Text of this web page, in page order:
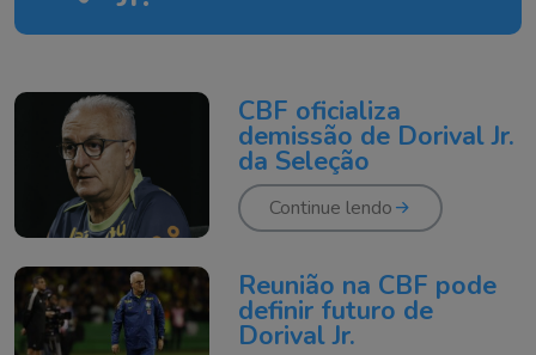
CBF oficializa
demissão de Dorival Jr.
da Seleção
Continue lendo
Reunião na CBF pode
definir futuro de
Dorival Jr.